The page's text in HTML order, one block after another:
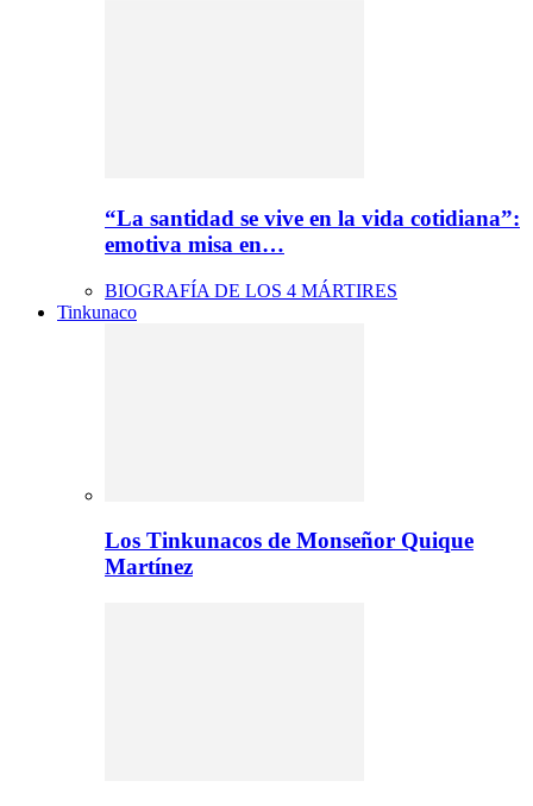
“La santidad se vive en la vida cotidiana”:
emotiva misa en…
BIOGRAFÍA DE LOS 4 MÁRTIRES
Tinkunaco
Los Tinkunacos de Monseñor Quique
Martínez